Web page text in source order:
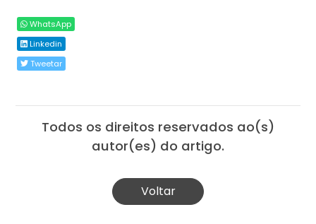
WhatsApp
Linkedin
Tweetar
Todos os direitos reservados ao(s)
autor(es) do artigo.
Voltar